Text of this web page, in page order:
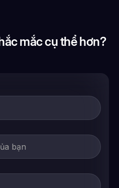
mắc cụ thể hơn?